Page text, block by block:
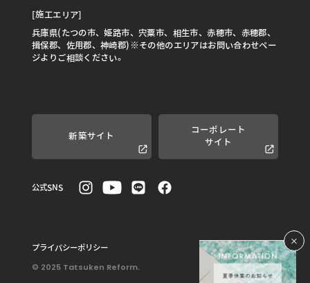
[施工エリア]
兵庫県(たつの市、姫路市、宍粟市、相生市、赤穂市、赤穂郡、
揖保郡、佐用郡、神崎郡)※その他のエリアはお問い合わせペー
ジよりご相談ください。
新築サイト
コーポレート
サイト
公式SNS
プライバシーポリシー
© 2025 Tatsuken Reform.